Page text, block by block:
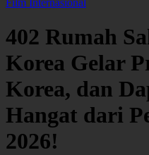
402 Rumah
Korea Gelar
Korea, dan
Hangat dari
2026!